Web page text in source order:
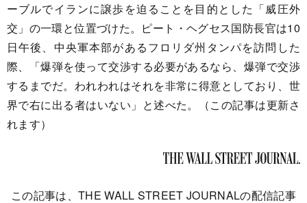
ーブルでイランに譲歩を迫ることを目的とした「威圧外
交」の一環と位置づけた。ピート・ヘグセス国防長官は10
日午後、中央軍本部があるフロリダ州タンパを訪問した
際、「爆弾を使って交渉する必要があるなら、爆弾で交渉
するまでだ。われわれはそれを非常に得意としており、世
界で右に出る者はいない」と述べた。（この記事は更新さ
れます）
この記事は、THE WALL STREET JOURNALの配信記事